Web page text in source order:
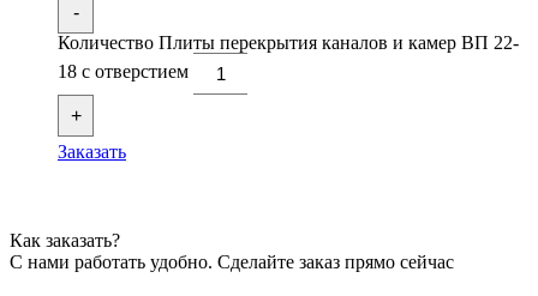
-
Количество Плиты перекрытия каналов и камер ВП 22-
18 с отверстием
+
Заказать
Как заказать?
С нами работать удобно. Сделайте заказ прямо сейчас